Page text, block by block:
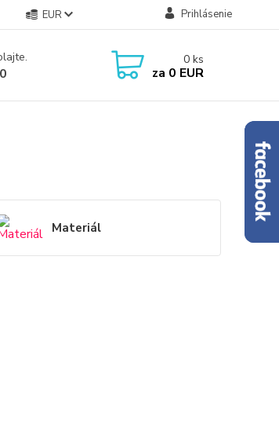
EUR Prihlásenie
0 ks
za 0 EUR
Materiál